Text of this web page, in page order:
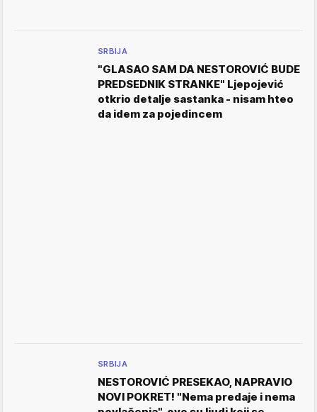
SRBIJA
"GLASAO SAM DA NESTOROVIĆ BUDE
PREDSEDNIK STRANKE" Ljepojević
otkrio detalje sastanka - nisam hteo
da idem za pojedincem
SRBIJA
NESTOROVIĆ PRESEKAO, NAPRAVIO
NOVI POKRET! "Nema predaje i nema